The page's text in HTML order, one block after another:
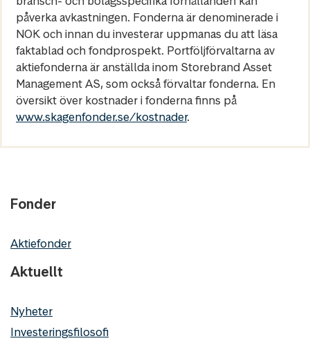
påverka avkastningen. Fonderna är denominerade i
NOK och innan du investerar uppmanas du att läsa
faktablad och fondprospekt. Portföljförvaltarna av
aktiefonderna är anställda inom Storebrand Asset
Management AS, som också förvaltar fonderna. En
översikt över kostnader i fonderna finns på
www.skagenfonder.se/kostnader.
Fonder
Aktiefonder
Aktuellt
Nyheter
Investeringsfilosofi